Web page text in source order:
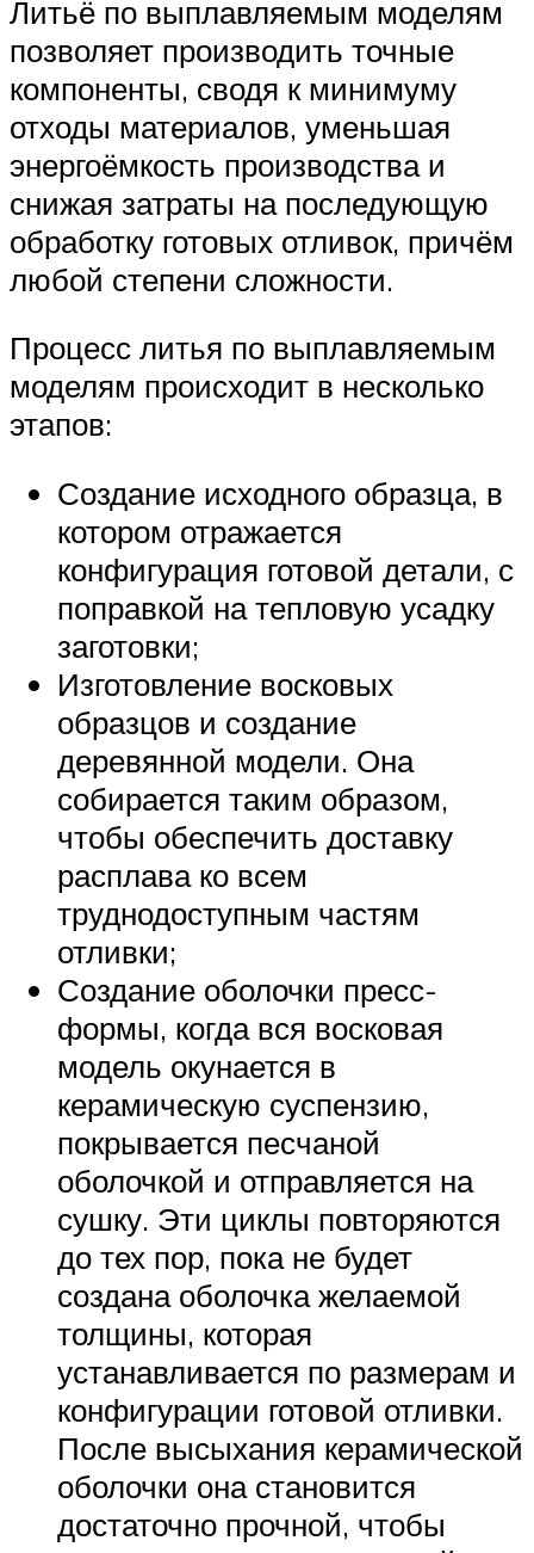
Литьё по выплавляемым моделям
позволяет производить точные
компоненты, сводя к минимуму
отходы материалов, уменьшая
энергоёмкость производства и
снижая затраты на последующую
обработку готовых отливок, причём
любой степени сложности.
Процесс литья по выплавляемым
моделям происходит в несколько
этапов:
Создание исходного образца, в
котором отражается
конфигурация готовой детали, с
поправкой на тепловую усадку
заготовки;
Изготовление восковых
образцов и создание
деревянной модели. Она
собирается таким образом,
чтобы обеспечить доставку
расплава ко всем
труднодоступным частям
отливки;
Создание оболочки пресс-
формы, когда вся восковая
модель окунается в
керамическую суспензию,
покрывается песчаной
оболочкой и отправляется на
сушку. Эти циклы повторяются
до тех пор, пока не будет
создана оболочка желаемой
толщины, которая
устанавливается по размерам и
конфигурации готовой отливки.
После высыхания керамической
оболочки она становится
достаточно прочной, чтобы